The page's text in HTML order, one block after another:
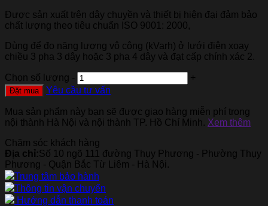
Được sản xuất trên dây chuyền và thiết bị hiện đại đảm bảo
chất lượng theo tiêu chuẩn ISO 9001: 2000,
Dùng để đo năng lượng vô công (kVarh) ở lưới điện xoay
chiều 3 pha 3 dây hoặc 3 pha 4 dây và đạt cấp chính xác 2.
Chọn số lượng - +
Đặt mua Yêu cầu tư vấn
Mua sản phẩm này bạn sẽ được giao hàng miễn phí trong
nội thành Hà Nội và nội thành TP. Hồ Chí Minh. Xem thêm
Chăm sóc khách hàng
Địa chỉ:Số 10 ngõ 111 đường Thụy Phương - Phường Thụy
Phương - Quận Bắc Từ Liêm - Hà Nội.
Trung tâm bảo hành
Thông tin vận chuyển
Hướng dẫn thanh toán